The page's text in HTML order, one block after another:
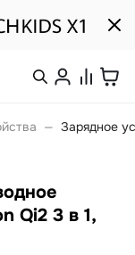
— Зарядное
Qi2 3 в 1,